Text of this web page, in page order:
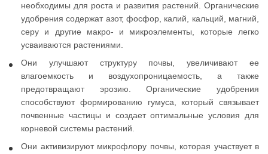
необходимы для роста и развития растений. Органические
удобрения содержат азот, фосфор, калий, кальций, магний,
серу и другие макро- и микроэлементы, которые легко
усваиваются растениями.
Они улучшают структуру почвы, увеличивают ее
влагоемкость и воздухопроницаемость, а также
предотвращают эрозию. Органические удобрения
способствуют формированию гумуса, который связывает
почвенные частицы и создает оптимальные условия для
корневой системы растений.
Они активизируют микрофлору почвы, которая участвует в